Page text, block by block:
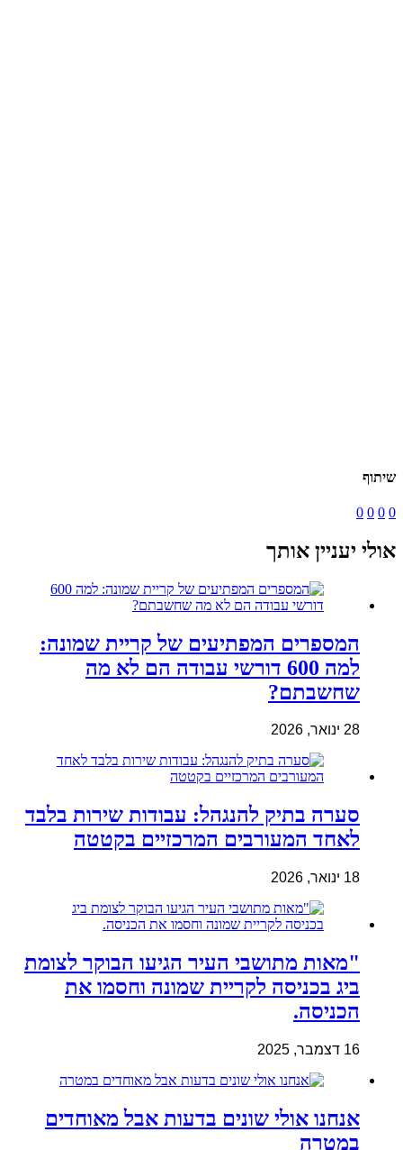
שיתוף
0
0
0
0
אולי יעניין אותך
המספרים המפתיעים של קריית שמונה:
למה 600 דורשי עבודה הם לא מה
שחשבתם?
28 ינואר, 2026
סערה בתיק להנגהל: עבודות שירות בלבד
לאחד המעורבים המרכזיים בקטטה
18 ינואר, 2026
"מאות מתושבי העיר הגיעו הבוקר לצומת
ביג בכניסה לקריית שמונה וחסמו את
הכניסה.
16 דצמבר, 2025
אנחנו אולי שונים בדעות אבל מאוחדים
במטרה